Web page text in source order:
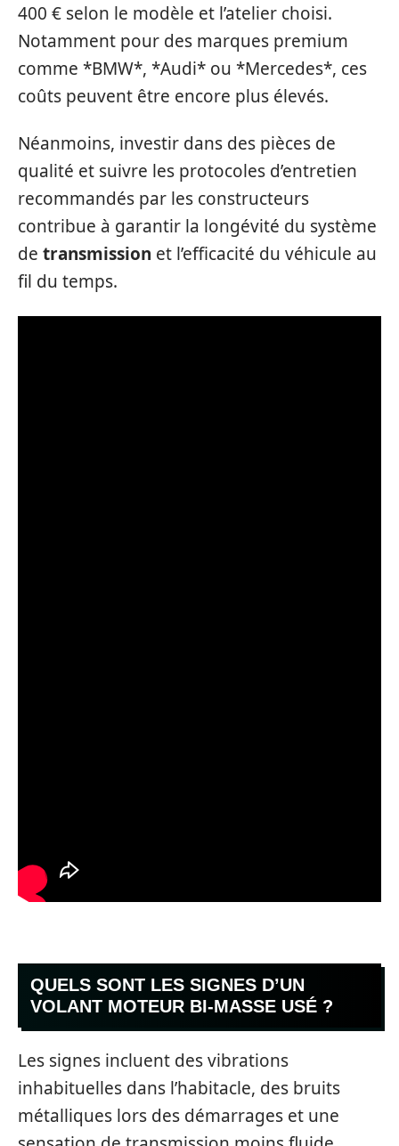
400 € selon le modèle et l’atelier choisi.
Notamment pour des marques premium
comme *BMW*, *Audi* ou *Mercedes*, ces
coûts peuvent être encore plus élevés.
Néanmoins, investir dans des pièces de
qualité et suivre les protocoles d’entretien
recommandés par les constructeurs
contribue à garantir la longévité du système
de transmission et l’efficacité du véhicule au
fil du temps.
QUELS SONT LES SIGNES D’UN
VOLANT MOTEUR BI-MASSE USÉ ?
Les signes incluent des vibrations
inhabituelles dans l’habitacle, des bruits
métalliques lors des démarrages et une